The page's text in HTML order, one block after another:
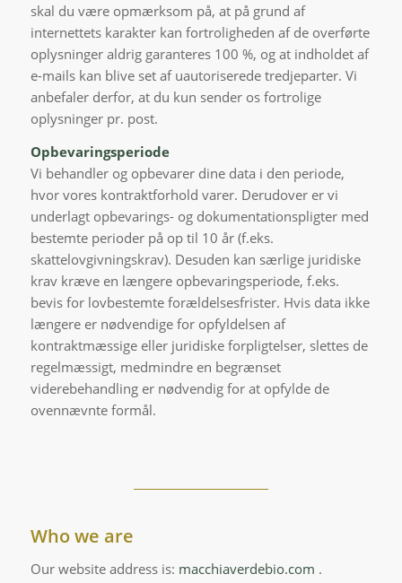
skal du være opmærksom på, at på grund af
internettets karakter kan fortroligheden af de overførte
oplysninger aldrig garanteres 100 %, og at indholdet af
e-mails kan blive set af uautoriserede tredjeparter. Vi
anbefaler derfor, at du kun sender os fortrolige
oplysninger pr. post.
Opbevaringsperiode
Vi behandler og opbevarer dine data i den periode,
hvor vores kontraktforhold varer. Derudover er vi
underlagt opbevarings- og dokumentationspligter med
bestemte perioder på op til 10 år (f.eks.
skattelovgivningskrav). Desuden kan særlige juridiske
krav kræve en længere opbevaringsperiode, f.eks.
bevis for lovbestemte forældelsesfrister. Hvis data ikke
længere er nødvendige for opfyldelsen af
kontraktmæssige eller juridiske forpligtelser, slettes de
regelmæssigt, medmindre en begrænset
viderebehandling er nødvendig for at opfylde de
ovennævnte formål.
Who we are
Our website address is: macchiaverdebio.com .